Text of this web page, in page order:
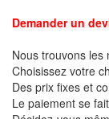
Demander un
Nous trouvons les
Choisissez votre
Des prix fixes et
Le paiement se